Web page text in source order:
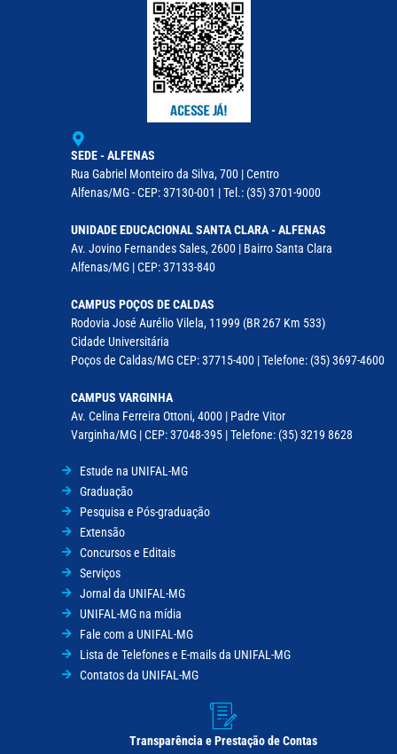
SEDE - ALFENAS
Rua Gabriel Monteiro da Silva, 700 | Centro
Alfenas/MG - CEP: 37130-001 | Tel.: (35) 3701-9000
UNIDADE EDUCACIONAL SANTA CLARA - ALFENAS
Av. Jovino Fernandes Sales, 2600 | Bairro Santa Clara
Alfenas/MG | CEP: 37133-840
CAMPUS POÇOS DE CALDAS
Rodovia José Aurélio Vilela, 11999 (BR 267 Km 533)
Cidade Universitária
Poços de Caldas/MG CEP: 37715-400 | Telefone: (35) 3697-4600
CAMPUS VARGINHA
Av. Celina Ferreira Ottoni, 4000 | Padre Vitor
Varginha/MG | CEP: 37048-395 | Telefone: (35) 3219 8628
Estude na UNIFAL-MG
Graduação
Pesquisa e Pós-graduação
Extensão
Concursos e Editais
Serviços
Jornal da UNIFAL-MG
UNIFAL-MG na mídia
Fale com a UNIFAL-MG
Lista de Telefones e E-mails da UNIFAL-MG
Contatos da UNIFAL-MG
Transparência e Prestação de Contas